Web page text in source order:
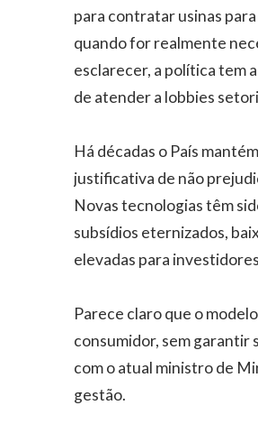
para contratar usinas
quando for realmente
esclarecer, a política tem
de atender a lobbies
Há décadas o País
justificativa de não
Novas tecnologias têm
subsídios eternizados,
elevadas para
Parece claro que o
consumidor, sem garantir
com o atual ministro de
gestão.